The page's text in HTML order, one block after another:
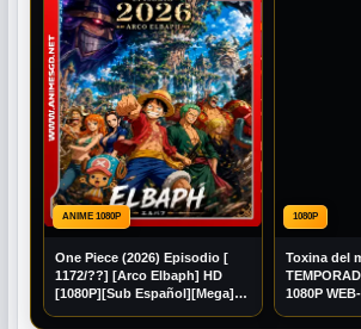
ANIME 1080P
One Piece (2026) Episodio [
1172/??] [Arco Elbaph] HD
[1080P][Sub Español][Mega]
1080P
Toxina del
1080P